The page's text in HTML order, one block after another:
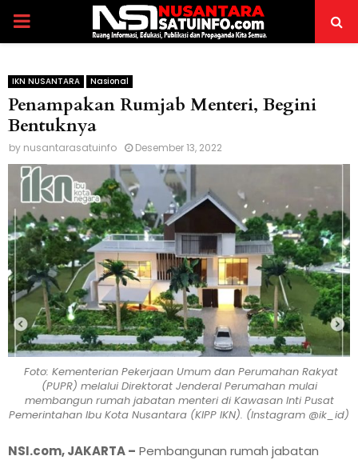
PRIMARY
IKN NUSANTARA Nasional
Penampakan Rumjab Menteri, Begini
Bentuknya
by nusantarasatuinfo Desember 13, 2022
Foto: Kementerian Pekerjaan Umum dan Perumahan Rakyat
(PUPR) melalui Direktorat Jenderal Perumahan mulai
membangun rumah jabatan menteri di Kawasan Inti Pusat
Pemerintahan Ibu Kota Nusantara (KIPP IKN). (Instagram @ik_id)
NSI.com, JAKARTA– Pembangunan rumah jabatan